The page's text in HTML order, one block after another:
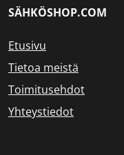
SÄHKÖSHOP.COM
Etusivu
Tietoa meistä
Toimitusehdot
Yhteystiedot